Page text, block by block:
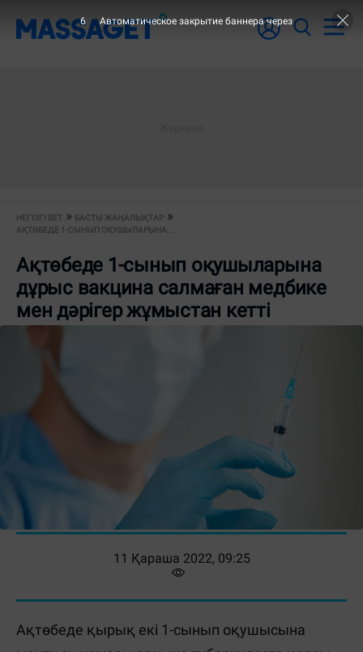
НЕГІЗГІ БЕТ
БАСТЫ ЖАҢАЛЫҚТАР
АҚТӨБЕДЕ 1-СЫНЫП ОҚУШЫЛАРЫНА...
Ақтөбеде 1-сынып оқушыларына
дұрыс вакцина салмаған медбике
мен дәрігер жұмыстан кетті
11 Қараша 2022, 09:25
Ақтөбеде қырық екі 1-сынып оқушысына
6 Автоматическое закрытие баннера через